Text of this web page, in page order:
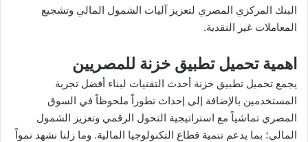
البنك المركزي المصري لتعزيز آليات الشمول المالي وتشجيع
المعاملات غير النقدية.
اهمية تحميل تطبيق خزنة للمصريين
يجمعتحميل تطبيق خزنة أحدث التقنيات لبناء أفضل تجربة
المستخدمين بالإضافة إلى إحداث تطوراً ملحوظاً في السوق
المصري تماشياً مع استراتيجية التحول الرقمي وتعزيز الشمول
المالي؛ بما يدعم تنمية قطاع التكنولوجيا المالية. وما زلنا نشهد نمواً